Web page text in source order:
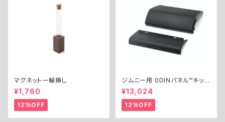
マグネット一輪挿し
¥1,760
12%OFF
ジムニー用 0DINパネル™︎キット
／ 0DIN PANEL™︎ KIT for Jim
ny
¥13,024
12%OFF